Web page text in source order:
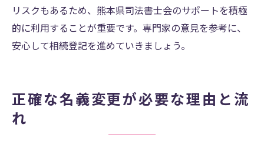
リスクもあるため、熊本県司法書士会のサポートを積極
的に利用することが重要です。専門家の意見を参考に、
安心して相続登記を進めていきましょう。
正確な名義変更が必要な理由と流
れ